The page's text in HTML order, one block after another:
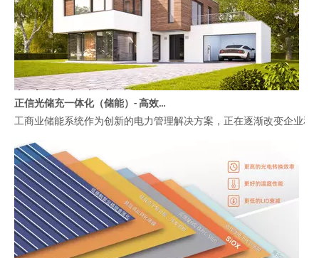
工商业储能系统作为创新的电力管理解决方案，正在逐渐改变企业